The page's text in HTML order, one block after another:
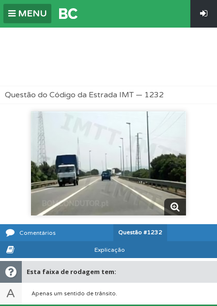
MENU
Questão do Código da Estrada IMT — 1232
Comentários Questão #1232
Explicação
Esta faixa de rodagem tem:
A Apenas um sentido de trânsito.